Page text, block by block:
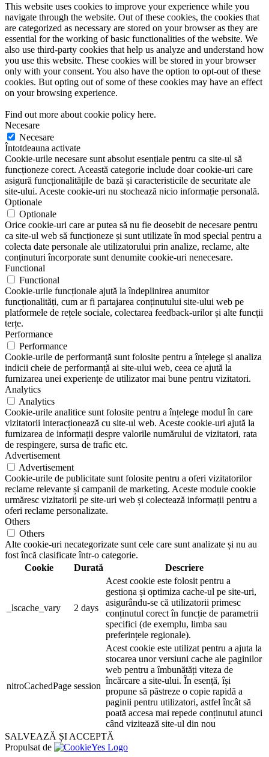
This website uses cookies to improve your experience while you
navigate through the website. Out of these cookies, the cookies that
are categorized as necessary are stored on your browser as they are
essential for the working of basic functionalities of the website. We
also use third-party cookies that help us analyze and understand how
you use this website. These cookies will be stored in your browser
only with your consent. You also have the option to opt-out of these
cookies. But opting out of some of these cookies may have an effect
on your browsing experience.
Find out more about cookie policy here.
Necesare
Necesare
Întotdeauna activate
Cookie-urile necesare sunt absolut esențiale pentru ca site-ul să
funcționeze corect. Această categorie include doar cookie-uri care
asigură funcționalitățile de bază și caracteristicile de securitate ale
site-ului. Aceste cookie-uri nu stochează nicio informație personală.
Optionale
Optionale
Orice cookie-uri care ar putea să nu fie deosebit de necesare pentru
ca site-ul web să funcționeze și sunt utilizate în mod special pentru a
colecta date personale ale utilizatorului prin analize, reclame, alte
conținuturi încorporate sunt denumite cookie-uri nenecesare.
Functional
Functional
Cookie-urile funcționale ajută la îndeplinirea anumitor
funcționalități, cum ar fi partajarea conținutului site-ului web pe
platformele de rețele sociale, colectarea feedback-urilor și alte funcții
terțe.
Performance
Performance
Cookie-urile de performanță sunt folosite pentru a înțelege și analiza
indicii cheie de performanță ai site-ului web, ceea ce ajută la
furnizarea unei experiențe de utilizator mai bune pentru vizitatori.
Analytics
Analytics
Cookie-urile analitice sunt folosite pentru a înțelege modul în care
vizitatorii interacționează cu site-ul web. Aceste cookie-uri ajută la
furnizarea de informații despre valorile numărului de vizitatori, rata
de respingere, sursa de trafic etc.
Advertisement
Advertisement
Cookie-urile de publicitate sunt folosite pentru a oferi vizitatorilor
reclame relevante și campanii de marketing. Aceste module cookie
urmăresc vizitatorii pe site-uri web și colectează informații pentru a
oferi reclame personalizate.
Others
Others
Alte cookie-uri necategorizate sunt cele care sunt analizate și nu au
fost încă clasificate într-o categorie.
Cookie
Durată Descriere
_lscache_vary 2 days
Acest cookie este folosit pentru a
gestiona și optimiza cache-ul pe site-uri,
asigurându-se că utilizatorii primesc
conținutul corect în funcție de parametrii
specifici (de exemplu, limba sau
preferințele regionale).
nitroCachedPage session
Acest cookie este utilizat pentru a ajuta la
stocarea unor versiuni cache ale paginilor
web pentru a îmbunătăți viteza de
încărcare a site-ului. În esență, își
propune să păstreze o copie rapidă a
paginii pentru utilizatori, astfel încât să
poată accesa mai repede conținutul atunci
când vizitează site-ul din nou
SALVEAZĂ ȘI ACCEPTĂ
Propulsat de